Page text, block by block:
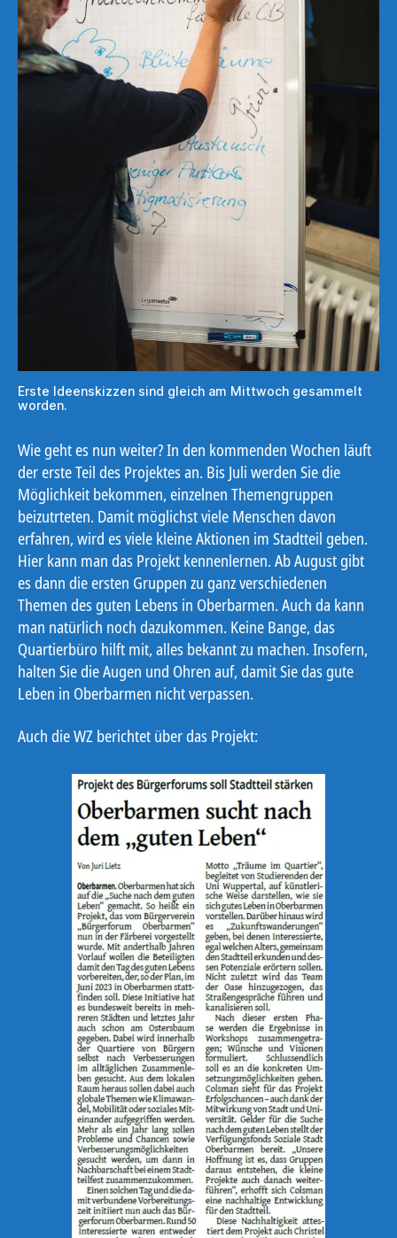
Erste Ideenskizzen sind gleich am Mittwoch gesammelt
worden.
Wie geht es nun weiter? In den kommenden Wochen läuft
der erste Teil des Projektes an. Bis Juli werden Sie die
Möglichkeit bekommen, einzelnen Themengruppen
beizutrteten. Damit möglichst viele Menschen davon
erfahren, wird es viele kleine Aktionen im Stadtteil geben.
Hier kann man das Projekt kennenlernen. Ab August gibt
es dann die ersten Gruppen zu ganz verschiedenen
Themen des guten Lebens in Oberbarmen. Auch da kann
man natürlich noch dazukommen. Keine Bange, das
Quartierbüro hilft mit, alles bekannt zu machen. Insofern,
halten Sie die Augen und Ohren auf, damit Sie das gute
Leben in Oberbarmen nicht verpassen.
Auch die WZ berichtet über das Projekt: